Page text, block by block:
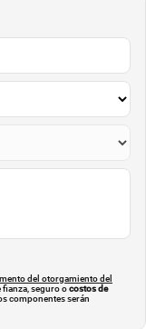
del otorgamiento del
fianza, seguro ocostos de
componentes serán